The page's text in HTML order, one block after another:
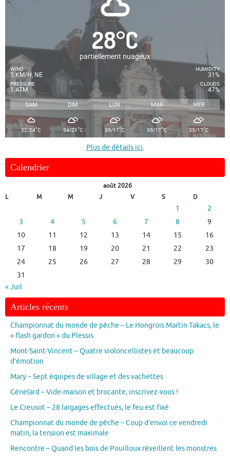
28°C
partiellement nuageux
WIND
5 KM/H, NE
PRESSURE
1 ATM
HUMIDITY
31%
CLOUDS
47%
SAM DIM LUN MAR MER
32/24°C 34/21°C 35/17°C 35/17°C 35/17°C
Plus de détails ici.
Calendrier
août 2026
L
M M J V S D
1
2
3
4 5 6 7 8
9
10
11 12 13 14 15
16
17
18 19 20 21 22
23
24
25 26 27 28 29
30
31
« Juil
Articles récents
Championnat du monde de pêche – Le Hongrois Martin Takacs, le
« flash gardon » du Plessis
Mont-Saint-Vincent – Quatre violoncellistes et beaucoup
d’émotion
Mary – Sept équipes de village et des vachettes
Génelard – Vide-maison et brocante, inscrivez-vous !
Le Creusot – 28 largages effectués, le feu est fixé
Championnat du monde de pêche – Coup d’envoi ce vendredi
matin, la tension est maximale
Rencontre – Quand les bois de Pouilloux réveillent les monstres